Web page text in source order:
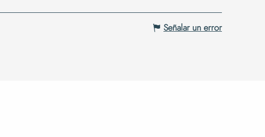
Señalar un error